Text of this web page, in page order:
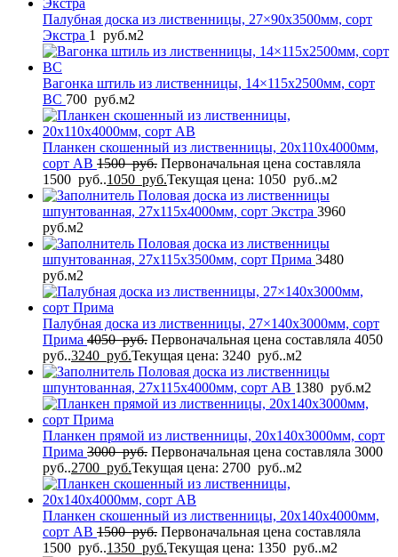
Палубная доска из лиственницы, 27×90x3500мм, сорт
Экстра 1 руб.м2
Вагонка штиль из лиственницы, 14×115x2500мм, сорт
BС 700 руб.м2
Планкен скошенный из лиственницы, 20x110x4000мм,
сорт AB 1500руб. Первоначальная цена составляла
1500 руб..1050 руб.Текущая цена: 1050 руб..м2
Половая доска из лиственницы
шпунтованная, 27x115x4000мм, сорт Экстра 3960
руб.м2
Половая доска из лиственницы
шпунтованная, 27x115x3500мм, сорт Прима 3480
руб.м2
Палубная доска из лиственницы, 27×140x3000мм, сорт
Прима 4050руб. Первоначальная цена составляла 4050
руб..3240 руб.Текущая цена: 3240 руб..м2
Половая доска из лиственницы
шпунтованная, 27x115x4000мм, сорт AB 1380 руб.м2
Планкен прямой из лиственницы, 20x140x3000мм, сорт
Прима 3000руб. Первоначальная цена составляла 3000
руб..2700 руб.Текущая цена: 2700 руб..м2
Планкен скошенный из лиственницы, 20x140x4000мм,
сорт AB 1500руб. Первоначальная цена составляла
1500 руб..1350 руб.Текущая цена: 1350 руб..м2